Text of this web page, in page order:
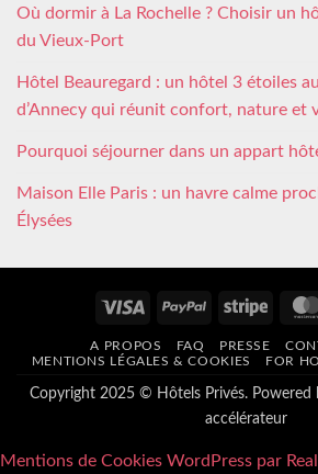
Où dormir à La Rochelle ? Choisir un
du Vieux-Port
Hôtel Beauregard : un hôtel 3 étoiles
d’Annecy qui réunit confort, nature et
Pourquoi séjourner dans un appart
Maison Elle Paris : un havre calme
Élysées
Visa PayPal Stripe
A PROPOS FAQ PRESSE
MENTIONS LÉGALES & COOKIES
FOR
Copyright 2025 © Hôtels Privés. Powered
accélérateur
Mentions de Cookies WordPress par